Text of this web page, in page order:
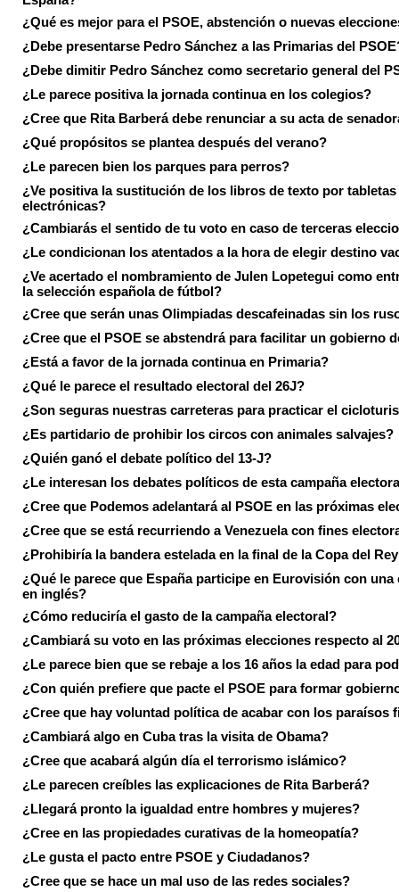
¿Qué es mejor para el PSOE, abstención o nuevas
¿Debe presentarse Pedro Sánchez a las Primarias del
¿Debe dimitir Pedro Sánchez como secretario general del
¿Le parece positiva la jornada continua en los colegios?
¿Cree que Rita Barberá debe renunciar a su acta de
¿Qué propósitos se plantea después del verano?
¿Le parecen bien los parques para perros?
¿Ve positiva la sustitución de los libros de texto por tabletas
electrónicas?
¿Cambiarás el sentido de tu voto en caso de terceras
¿Le condicionan los atentados a la hora de elegir destino
¿Ve acertado el nombramiento de Julen Lopetegui como
la selección española de fútbol?
¿Cree que serán unas Olimpiadas descafeinadas sin los
¿Cree que el PSOE se abstendrá para facilitar un gobierno
¿Está a favor de la jornada continua en Primaria?
¿Qué le parece el resultado electoral del 26J?
¿Son seguras nuestras carreteras para practicar el
¿Es partidario de prohibir los circos con animales salvajes?
¿Quién ganó el debate político del 13-J?
¿Le interesan los debates políticos de esta campaña
¿Cree que Podemos adelantará al PSOE en las próximas
¿Cree que se está recurriendo a Venezuela con fines
¿Prohibiría la bandera estelada en la final de la Copa del
¿Qué le parece que España participe en Eurovisión con una
en inglés?
¿Cómo reduciría el gasto de la campaña electoral?
¿Cambiará su voto en las próximas elecciones respecto al
¿Le parece bien que se rebaje a los 16 años la edad para
¿Con quién prefiere que pacte el PSOE para formar
¿Cree que hay voluntad política de acabar con los paraísos
¿Cambiará algo en Cuba tras la visita de Obama?
¿Cree que acabará algún día el terrorismo islámico?
¿Le parecen creíbles las explicaciones de Rita Barberá?
¿Llegará pronto la igualdad entre hombres y mujeres?
¿Cree en las propiedades curativas de la homeopatía?
¿Le gusta el pacto entre PSOE y Ciudadanos?
¿Cree que se hace un mal uso de las redes sociales?